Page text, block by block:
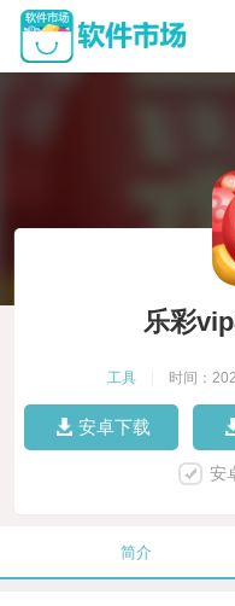
乐彩
工具 时间：
安卓下载
安
简介